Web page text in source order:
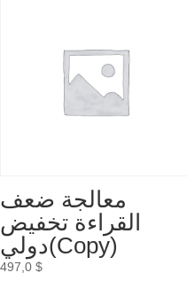
معالجة ضعف
القراءة تخفيض
دولي(Copy)
497,0 $